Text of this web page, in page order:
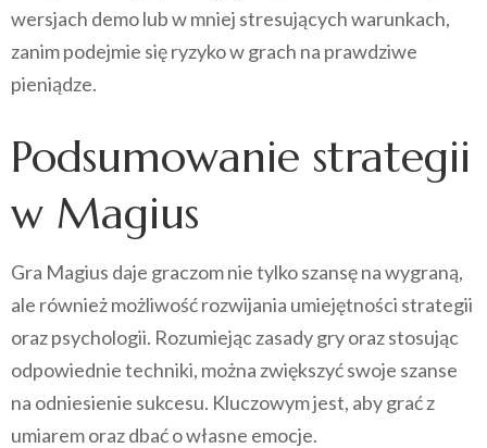
wersjach demo lub w mniej stresujących warunkach,
zanim podejmie się ryzyko w grach na prawdziwe
pieniądze.
Podsumowanie strategii
w Magius
Gra Magius daje graczom nie tylko szansę na wygraną,
ale również możliwość rozwijania umiejętności strategii
oraz psychologii. Rozumiejąc zasady gry oraz stosując
odpowiednie techniki, można zwiększyć swoje szanse
na odniesienie sukcesu. Kluczowym jest, aby grać z
umiarem oraz dbać o własne emocje.